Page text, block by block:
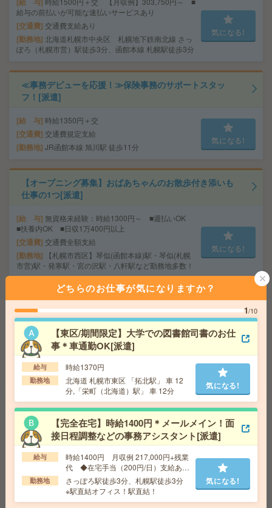
給与の前払いが可能な速払いサービスあり
交通費 交通費支給あり
勤務地 北海道札幌市中央区 札幌地下鉄南北線 さっ
ぽろ（札幌市営）駅徒歩3分、函館本線 札幌駅徒歩3分
気になる!
≪事務デビューを応援！≫保険事務のサポートスタッ
フ！[派遣]
給 与 時給1350円＋交
交通費 交通費規定支給
勤務地 JR函館本線 旭川駅 徒歩11分
気になる!
【オープニング募集】おばあちゃんのお散歩付き添いも
仕事の1つ[派遣]
給 与 無資格未経験：時給1300円～ ■週払いOK
■扶養内OK ■日収1万400円以上
交通費 交通費全額支給
勤務地
【札幌市西区】琴似(函館本線)駅・琴似(札幌
市営)駅・発寒駅・宮の沢駅・八軒駅など勤務地多数！
気になる!
＼週1～＆時短もOK／図書館、新規書籍の情報を入力す
るだけ！WワークOK[派遣]
給 与 時給1800円
交通費 交通費込
勤務地 札幌駅/さっぽろ駅/大通り駅より徒歩5分、西1
1丁目、すすきの駅より徒歩10分
気になる!
【未経験OK！電話なし】4ケタの数字データ入力#1日3h
～OK#週2～[派遣]
給 与 時給1700円～時給1800円 ◆昇給あり ◆日
払い(速払い：給料日前に70％まで受取可能/規定有)＋
月払い
交通費 交通費全額支給
「さっぽろ駅」徒歩1分、「札幌駅」徒歩4
分、「大通駅」徒歩7分
気になる!
どちらのお仕事が気になりますか？
1/10
【東区/期間限定】大学での図書館司書のお仕
事＊車通勤OK[派遣]
給与 時給1370円
勤務地
北海道 札幌市東区 「拓北駅」 車 12
分,「栄町（北海道）駅」 車 12分
気になる!
【完全在宅】時給1400円＊メールメイン！面
接日程調整などの事務アシスタント[派遣]
給与
時給1400円 月収例 217,000円+残業
代 ◆在宅手当（200円/日）支給あり
♪
勤務地
さっぽろ駅徒歩3分、札幌駅徒歩3分
※駅直結オフィス！駅直結！
気になる!